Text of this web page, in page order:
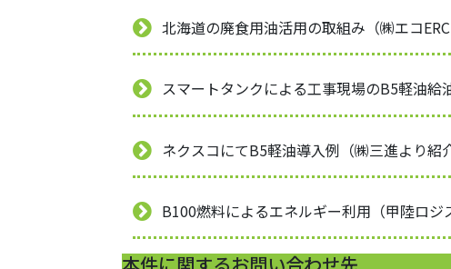
北海道の廃食用油活用の取組み（㈱エコERC
スマートタンクによる工事現場のB5軽油給
ネクスコにてB5軽油導入例（㈱三進より紹介
B100燃料によるエネルギー利用（甲陸ロジ